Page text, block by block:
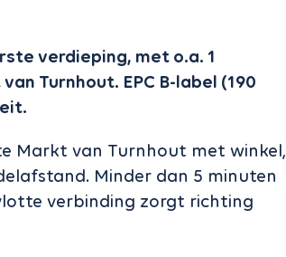
verdieping, met o.a. 1
Turnhout. EPC B-label (190
Markt van Turnhout met winkel,
Minder dan 5 minuten
verbinding zorgt richting